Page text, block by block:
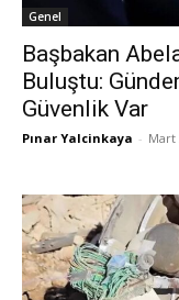
Genel
Başbakan
Buluştu:
Güvenlik Var
Pınar Yalcinkaya - Mart